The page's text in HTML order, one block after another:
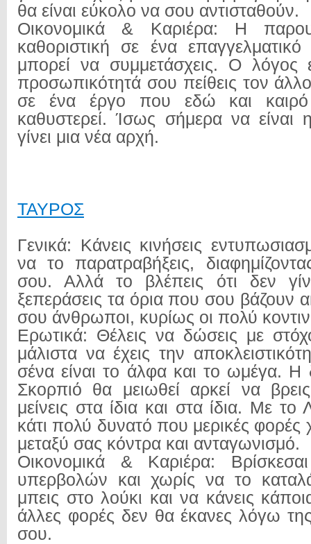
θα είναι εύκολο να σου αντισταθούν.
Οικονομικά & Καριέρα: Η
καθοριστική σε ένα
μπορεί να συμμετάσχεις. Ο λόγος
προσωπικότητά σου πείθεις τον
σε ένα έργο που εδώ και καιρό
καθυστερεί. Ίσως σήμερα να
γίνει μια νέα αρχή.
ΤΑΥΡΟΣ
Γενικά: Κάνεις κινήσεις
να το παρατραβήξεις,
σου. Αλλά το βλέπεις ότι δεν
ξεπεράσεις τα όρια που σου βάζουν
σου άνθρωποι, κυρίως οι πολύ
Ερωτικά: Θέλεις να δώσεις με
μάλιστα να έχεις την
σένα είναι το άλφα και το ωμέγα. Η
Σκορπιό θα μειωθεί αρκεί να
μείνεις στα ίδια και στα ίδια. Με το
κάτι πολύ δυνατό που μερικές φορές
μεταξύ σας κόντρα και ανταγωνισμό.
Οικονομικά & Καριέρα:
υπερβολών και χωρίς να το
μπεις στο λούκι και να κάνεις
άλλες φορές δεν θα έκανες λόγω της
σου.